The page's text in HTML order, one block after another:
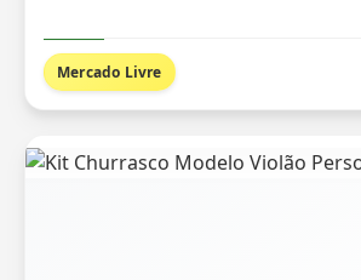
Mercado Livre